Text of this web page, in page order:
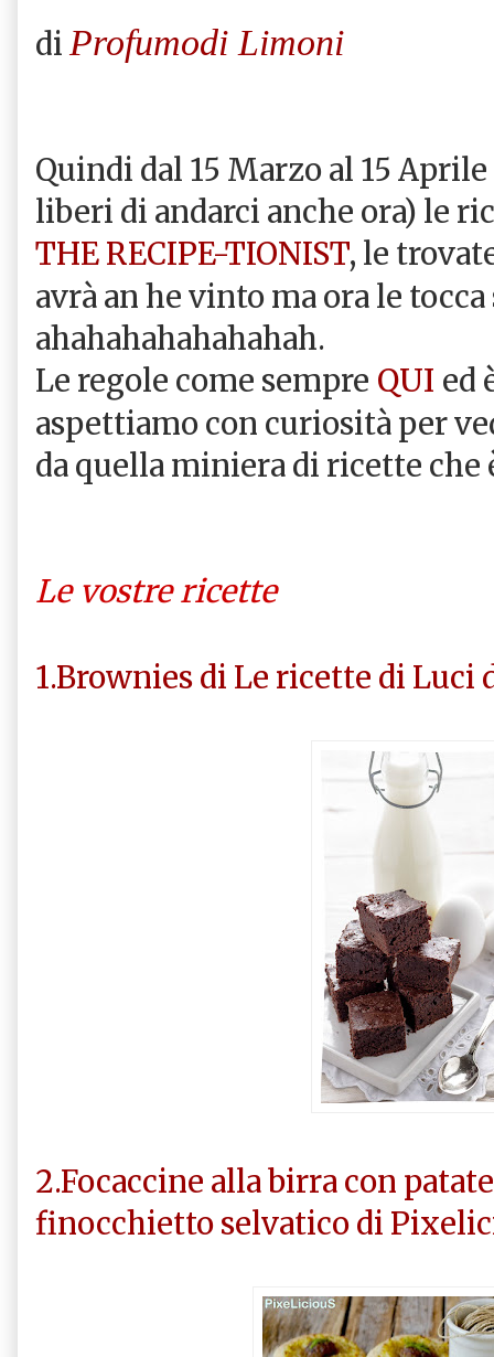
di Profumodi Limoni
Quindi dal 15 Marzo al 15
liberi di andarci anche ora) le
THE RECIPE-TIONIST, le
avrà an he vinto ma ora le
ahahahahahahahah.
Le regole come sempre QUI ed
aspettiamo con curiosità per
da quella miniera di ricette
Le vostre ricette
1.Brownies di Le ricette di Luci
2.Focaccine alla birra con
finocchietto selvatico di